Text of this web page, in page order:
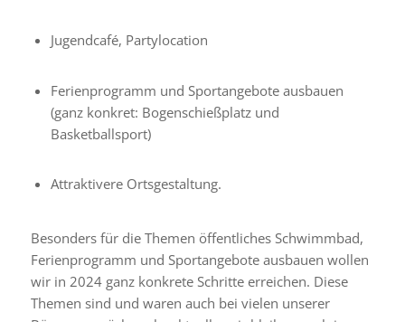
Jugendcafé, Partylocation
Ferienprogramm und Sportangebote ausbauen
(ganz konkret: Bogenschießplatz und
Basketballsport)
Attraktivere Ortsgestaltung.
Besonders für die Themen öffentliches Schwimmbad,
Ferienprogramm und Sportangebote ausbauen wollen
wir in 2024 ganz konkrete Schritte erreichen. Diese
Themen sind und waren auch bei vielen unserer